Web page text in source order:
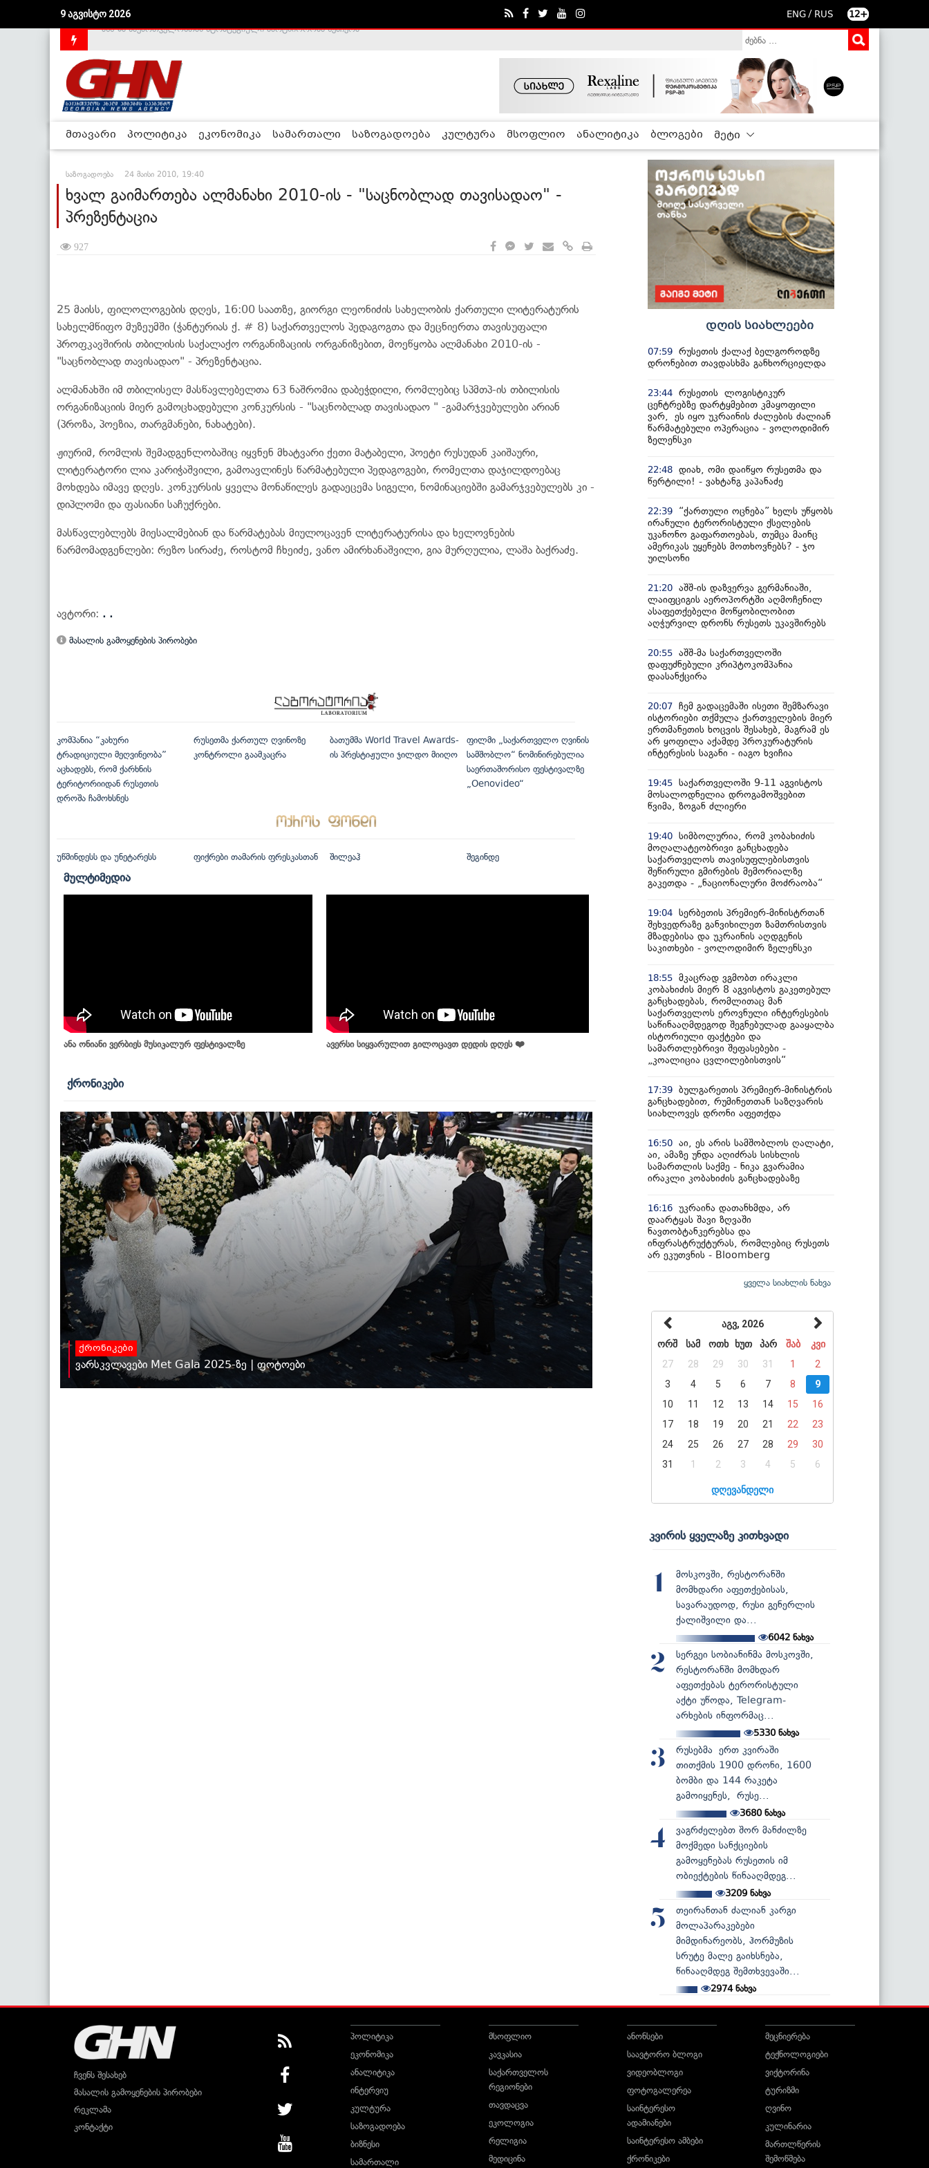
9 აგვისტო 2026 ENG / RUS 12+
მთავარი პოლიტიკა ეკონომიკა სამართალი საზოგადოება კულტურა მსოფლიო ანალიტიკა ბლოგები მეტი
საზოგადოება 24 მაისი 2010, 19:40
ხვალ გაიმართება ალმანახი 2010-ის - "საცნობლად თავისადაო" -
პრეზენტაცია
927
25 მაისს, ფილოლოგების დღეს, 16:00 საათზე, გიორგი ლეონიძის სახელობის ქართული ლიტერატურის
სახელმწიფო მუზეუმში (ჭანტურიას ქ. # 8) საქართველოს პედაგოგთა და მეცნიერთა თავისუფალი
პროფკავშირის თბილისის საქალაქო ორგანიზაციის ორგანიზებით, მოეწყობა ალმანახი 2010-ის -
"საცნობლად თავისადაო" - პრეზენტაცია.
ალმანახში იმ თბილისელ მასწავლებელთა 63 ნაშრომია დაბეჭდილი, რომლებიც სპმთპ-ის თბილისის
ორგანიზაციის მიერ გამოცხადებული კონკურსის - "საცნობლად თავისადაო " -გამარჯვებულები არიან
(პროზა, პოეზია, თარგმანები, ნახატები).
ჟიურიმ, რომლის შემადგენლობაშიც იყვნენ მხატვარი ქეთი მატაბელი, პოეტი რუსუდან კაიშაური,
ლიტერატორი ლია კარიჭაშვილი, გამოავლინეს წარმატებული პედაგოგები, რომელთა დაჯილდოებაც
მოხდება იმავე დღეს. კონკურსის ყველა მონაწილეს გადაეცემა სიგელი, ნომინაციებში გამარჯვებულებს კი -
დიპლომი და ფასიანი საჩუქრები.
მასწავლებლებს მიესალმებიან და წარმატებას მიულოცავენ ლიტერატურისა და ხელოვნების
წარმომადგენლები: რეზო სირაძე, როსტომ ჩხეიძე, ვანო ამირხანაშვილი, გია მურღულია, ლაშა ბაქრაძე.
ავტორი: . .
მასალის გამოყენების პირობები
კომპანია “კახური
ტრადიციული მეღვინეობა”
აცხადებს, რომ ქარხნის
ტერიტორიიდან რუსეთის
დროშა ჩამოხსნეს
რუსეთმა ქართულ ღვინოზე
კონტროლი გაამკაცრა
ბათუმმა World Travel Awards-
ის პრესტიჟული ჯილდო მიიღო
ფილმი „საქართველო ღვინის
სამშობლო“ ნომინირებულია
საერთაშორისო ფესტივალზე
„Oenovideo“
უწმინდესს და უნეტარესს ფიქრები თამარის ფრესკასთან შილეაჰ შეგინდე
მულტიმედია
ანა ონიანი ვერბიეს მუსიკალურ ფესტივალზე ავერსი სიყვარულით გილოცავთ დედის დღეს ❤️
ქრონიკები
ქრონიკები
ვარსკვლავები Met Gala 2025-ზე | ფოტოები
დღის სიახლეები
07:59 რუსეთის ქალაქ ბელგოროდზე
დრონებით თავდასხმა განხორციელდა
23:44 რუსეთის ლოგისტიკურ
ცენტრებზე დარტყმებით კმაყოფილი
ვარ, ეს იყო უკრაინის ძალების ძალიან
წარმატებული ოპერაცია - ვოლოდიმირ
ზელენსკი
22:48 დიახ, ომი დაიწყო რუსეთმა და
წერტილი! - ვახტანგ კაპანაძე
22:39
“ქართული ოცნება” ხელს უწყობს
ირანული ტერორისტული ქსელების
უკანონო გაფართოებას, თუმცა მაინც
ამერიკას უყენებს მოთხოვნებს? - ჯო
უილსონი
21:20 აშშ-ის დაზვერვა გერმანიაში,
ლაიფციგის აეროპორტში აღმოჩენილ
ასაფეთქებელი მოწყობილობით
აღჭურვილ დრონს რუსეთს უკავშირებს
20:55 აშშ-მა საქართველოში
დაფუძნებული კრიპტოკომპანია
დაასანქცირა
20:07 ჩემ გადაცემაში ისეთი შემზარავი
ისტორიები თქმულა ქართველების მიერ
ერთმანეთის ხოცვის შესახებ, მაგრამ ეს
არ ყოფილა აქამდე პროკურატურის
ინტერესის საგანი - იაგო ხვიჩია
19:45 საქართველოში 9-11 აგვისტოს
მოსალოდნელია დროგამოშვებით
წვიმა, ზოგან ძლიერი
19:40 სიმბოლურია, რომ კობახიძის
მოღალატეობრივი განცხადება
საქართველოს თავისუფლებისთვის
შეწირული გმირების მემორიალზე
გაკეთდა - „ნაციონალური მოძრაობა“
19:04 სერბეთის პრემიერ-მინისტრთან
შეხვედრაზე განვიხილეთ ზამთრისთვის
მზადებისა და უკრაინის აღდგენის
საკითხები - ვოლოდიმირ ზელენსკი
18:55 მკაცრად ვგმობთ ირაკლი
კობახიძის მიერ 8 აგვისტოს გაკეთებულ
განცხადებას, რომლითაც მან
საქართველოს ეროვნული ინტერესების
საწინააღმდეგოდ შეგნებულად გააყალბა
ისტორიული ფაქტები და
სამართლებრივი შეფასებები -
„კოალიცია ცვლილებისთვის“
17:39 ბულგარეთის პრემიერ-მინისტრის
განცხადებით, რუმინეთთან საზღვარის
სიახლოვეს დრონი აფეთქდა
16:50 აი, ეს არის სამშობლოს ღალატი,
აი, ამაზე უნდა აღიძრას სისხლის
სამართლის საქმე - ნიკა გვარამია
ირაკლი კობახიძის განცხადებაზე
16:16 უკრაინა დათანხმდა, არ
დაარტყას შავი ზღვაში
ნავთობტანკერებსა და
ინფრასტრუქტურას, რომლებიც რუსეთს
არ ეკუთვნის - Bloomberg
ყველა სიახლის ნახვა
აგვ, 2026
ორშ
სამ ოთხ ხუთ პარ შაბ
კვი
27
28 29 30 31 1
2
3
4 5 6 7 8
9
10
11 12 13 14 15
16
17
18 19 20 21 22
23
24
25 26 27 28 29
30
31
1 2 3 4 5 6
დღევანდელი
კვირის ყველაზე კითხვადი
1
მოსკოვში, რესტორანში
მომხდარი აფეთქებისას,
სავარაუდოდ, რუსი გენერლის
ქალიშვილი და...
6042 ნახვა
2
სერგეი სობიანინმა მოსკოვში,
რესტორანში მომხდარ
აფეთქებას ტერორისტული
აქტი უწოდა, Telegram-
არხების ინფორმაც...
5330ნახვა
3
რუსებმა ერთ კვირაში
თითქმის 1900 დრონი, 1600
ბომბი და 144 რაკეტა
გამოიყენეს, რუსე...
3680ნახვა
4
ვაგრძელებთ შორ მანძილზე
მოქმედი სანქციების
გამოყენებას რუსეთის იმ
ობიექტების წინააღმდეგ...
3209ნახვა
5
თეირანთან ძალიან კარგი
მოლაპარაკებები
მიმდინარეობს, ჰორმუზის
სრუტე მალე გაიხსნება,
წინააღმდეგ შემთხვევაში...
2974ნახვა
ჩვენს შესახებ
მასალის გამოყენების პირობები
რეკლამა
კონტაქტი
პოლიტიკა
ეკონომიკა
ანალიტიკა
ინტერვიუ
კულტურა
საზოგადოება
ბიზნესი
სამართალი
მსოფლიო
კავკასია
საქართველოს
რეგიონები
თავდაცვა
ეკოლოგია
რელიგია
მედიცინა
ანონსები
საავტორო ბლოგი
ვიდეობლოგი
ფოტოგალერეა
საინტერესო
ადამიანები
საინტერესო ამბები
ქრონიკები
მეცნიერება
ტექნოლოგიები
ვიქტორინა
ტურიზმი
ღვინო
კულინარია
მართლწერის
შემოწმება